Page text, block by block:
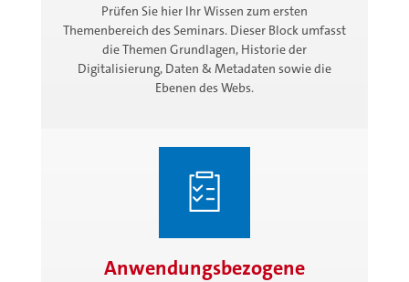
Prüfen Sie hier Ihr Wissen zum ersten
Themenbereich des Seminars. Dieser Block umfasst
die Themen Grundlagen, Historie der
Digitalisierung, Daten & Metadaten sowie die
Ebenen des Webs.
Anwendungsbezogene